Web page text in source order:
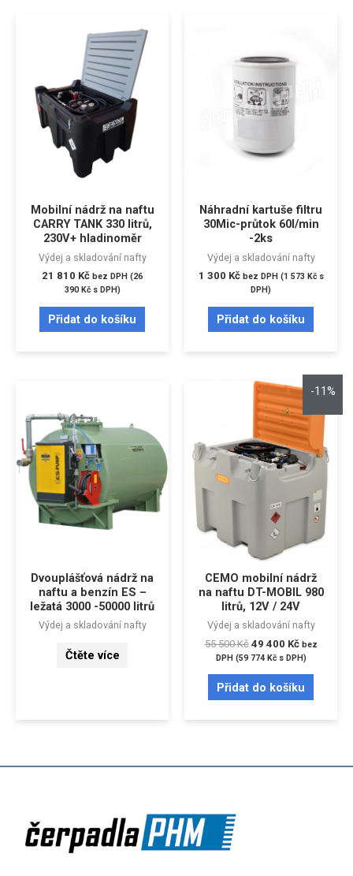
Mobilní nádrž na naftu
CARRY TANK 330 litrů,
230V+ hladinoměr
Výdej a skladování nafty
21 810 Kč bez DPH (26
390Kčs DPH)
Přidat do košíku
Náhradní kartuše filtru
30Mic-průtok 60l/min
-2ks
Výdej a skladování nafty
1 300 Kč bez DPH (1 573 Kčs
DPH)
Přidat do košíku
Dvouplášťová nádrž na
naftu a benzín ES –
ležatá 3000 -50000 litrů
Výdej a skladování nafty
Čtěte více
-11%
CEMO mobilní nádrž
na naftu DT-MOBIL 980
litrů, 12V / 24V
Výdej a skladování nafty
55 500Kč 49 400 Kč bez
DPH (59 774 Kčs DPH)
Přidat do košíku